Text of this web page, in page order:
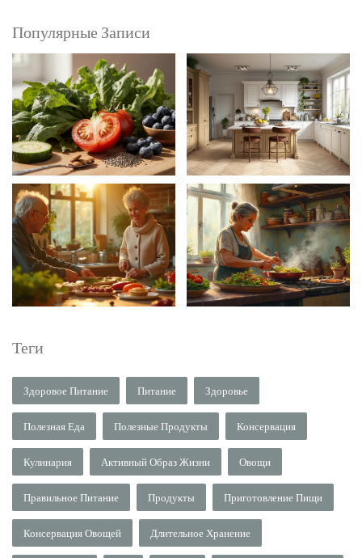
Популярные Записи
Теги
Здоровое Питание Питание Здоровье
Полезная Еда Полезные Продукты Консервация
Кулинария Активный Образ Жизни Овощи
Правильное Питание Продукты Приготовление Пищи
Консервация Овощей Длительное Хранение